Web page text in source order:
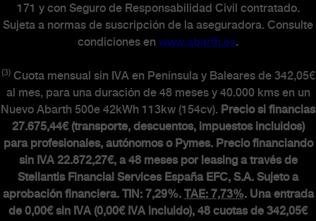
171 y con Seguro de Responsabilidad Civil contratado.
Sujeta a normas de suscripción de la aseguradora. Consulte
condiciones en www.abarth.es.
(3)Cuota mensual sin IVA en Península y Baleares de 342,05€
al mes, para una duración de 48 meses y 40.000 kms en un
Nuevo Abarth 500e 42kWh 113kw (154cv). Precio si financias
27.675,44€ (transporte, descuentos, impuestos incluidos)
para profesionales, autónomos o Pymes. Precio financiando
sin IVA 22.872,27€, a 48 meses por leasing a través de
Stellantis Financial Services España EFC, S.A. Sujeto a
aprobación financiera. TIN: 7,29%. TAE: 7,73%. Una entrada
de 0,00€ sin IVA (0,00€ IVA incluido), 48 cuotas de 342,05€